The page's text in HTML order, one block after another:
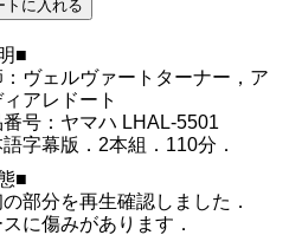
■
ヴェルヴァートターナー，ア
ィアレドート
号：ヤマハ LHAL-5501
語字幕版．2本組．110分．
■
部分を再生確認しました．
に傷みがあります．